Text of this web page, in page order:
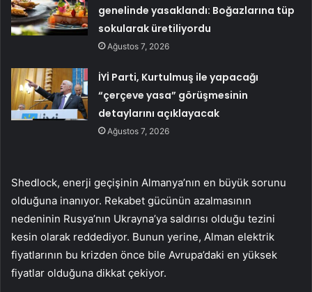
genelinde yasaklandı: Boğazlarına tüp
sokularak üretiliyordu
Ağustos 7, 2026
İYİ Parti, Kurtulmuş ile yapacağı
“çerçeve yasa” görüşmesinin
detaylarını açıklayacak
Ağustos 7, 2026
Shedlock, enerji geçişinin Almanya’nın en büyük sorunu
olduğuna inanıyor. Rekabet gücünün azalmasının
nedeninin Rusya’nın Ukrayna’ya saldırısı olduğu tezini
kesin olarak reddediyor. Bunun yerine, Alman elektrik
fiyatlarının bu krizden önce bile Avrupa’daki en yüksek
fiyatlar olduğuna dikkat çekiyor.